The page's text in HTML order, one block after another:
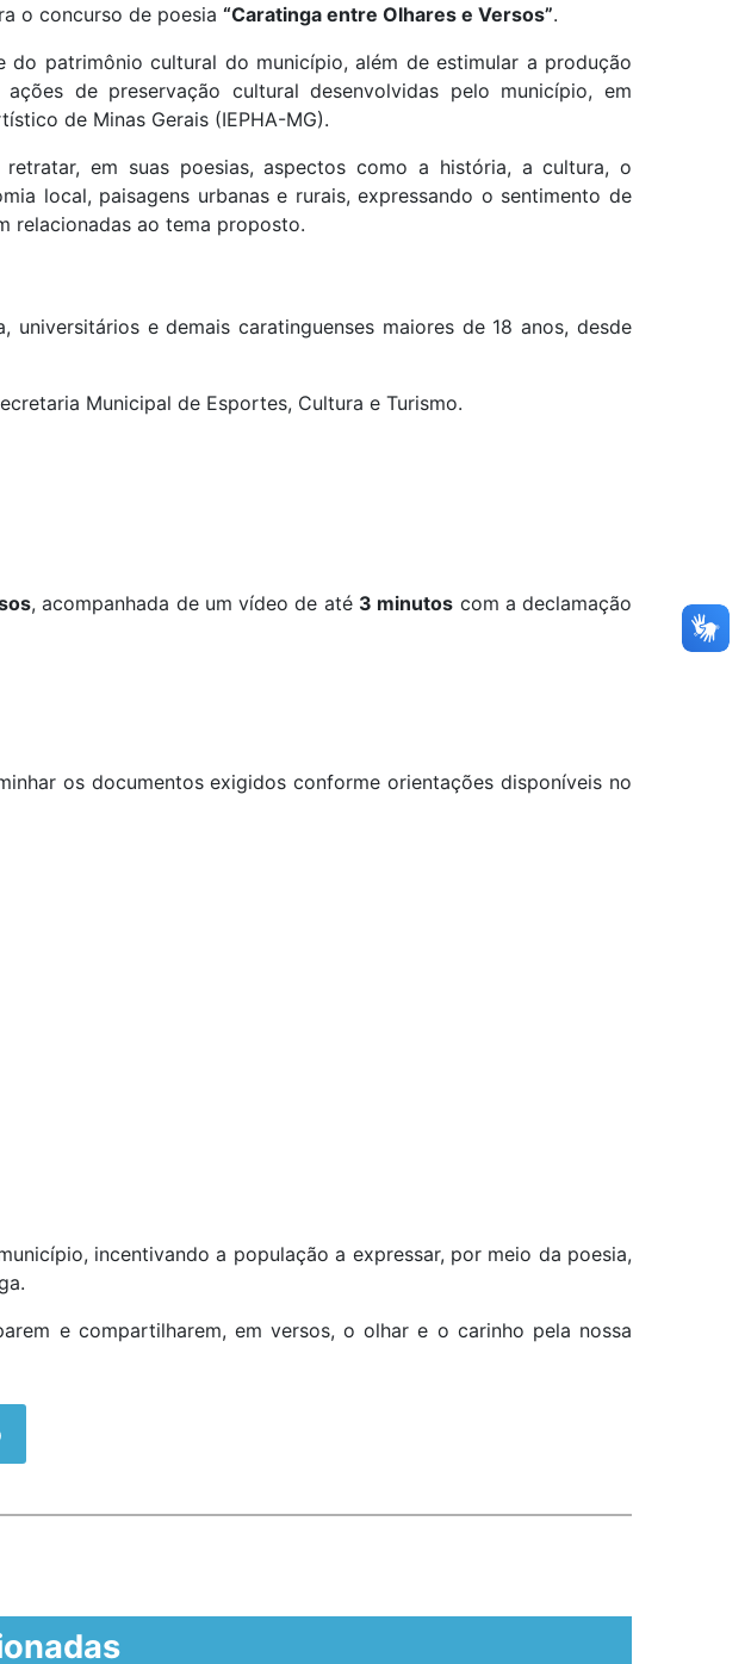
o concurso de poesia “Caratinga entre Olhares e Versos”.
patrimônio cultural do município, além de estimular a produção
de preservação cultural desenvolvidas pelo município, em
de Minas Gerais (IEPHA-MG).
em suas poesias, aspectos como a história, a cultura, o
local, paisagens urbanas e rurais, expressando o sentimento de
relacionadas ao tema proposto.
e demais caratinguenses maiores de 18 anos, desde
Municipal de Esportes, Cultura e Turismo.
, acompanhada de um vídeo de até 3 minutos com a declamação
os documentos exigidos conforme orientações disponíveis no
incentivando a população a expressar, por meio da poesia,
e compartilharem, em versos, o olhar e o carinho pela nossa